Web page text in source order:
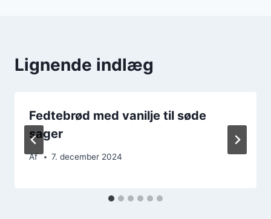
Lignende indlæg
Fedtebrød med vanilje til søde
sager
Af 7. december 2024